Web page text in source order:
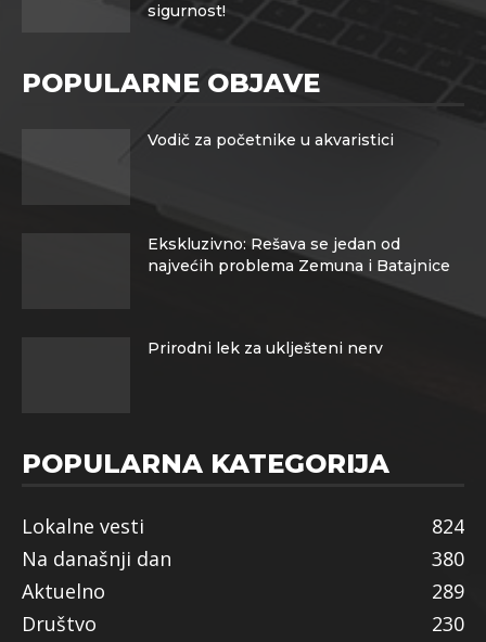
sigurnost!
POPULARNE OBJAVE
Vodič za početnike u akvaristici
Ekskluzivno: Rešava se jedan od
najvećih problema Zemuna i Batajnice
Prirodni lek za uklješteni nerv
POPULARNA KATEGORIJA
Lokalne vesti
824
Na današnji dan
380
Aktuelno
289
Društvo
230